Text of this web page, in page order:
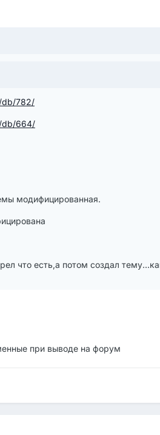
db/782/
db/664/
модифицированная.
что есть,а потом создал
при выводе на форум